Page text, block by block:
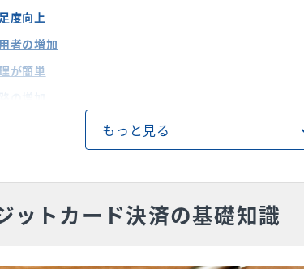
度向上
者の増加
が簡単
カード決済導入のデメリット
ティのリスク
もっと見る
ットカード決済の基礎知識